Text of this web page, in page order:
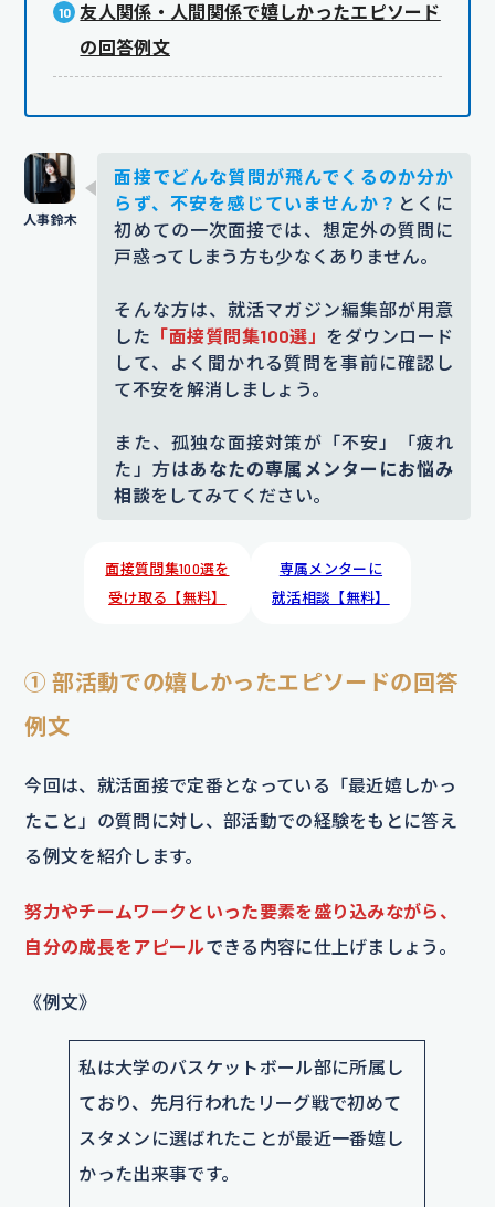
友人関係・人間関係で嬉しかったエピソード
の回答例文
面接でどんな質問が飛んでくるのか分か
らず、不安を感じていませんか？ とくに
初めての一次面接では、想定外の質問に
戸惑ってしまう方も少なくありません。
そんな方は、就活マガジン編集部が用意
した 「面接質問集100選」 をダウンロード
して、よく聞かれる質問を事前に確認し
て不安を解消しましょう。
また、孤独な面接対策が「不安」「疲れ
た」方はあなたの専属メンターにお悩み
相談をしてみてください。
面接質問集100選を
受け取る【無料】
専属メンターに
就活相談【無料】
① 部活動での嬉しかったエピソードの回答
例文
今回は、就活面接で定番となっている「最近嬉しかっ
たこと」の質問に対し、部活動での経験をもとに答え
る例文を紹介します。
努力やチームワークといった要素を盛り込みながら、
自分の成長をアピールできる内容に仕上げましょう。
《例文》
私は大学のバスケットボール部に所属し
ており、先月行われたリーグ戦で初めて
スタメンに選ばれたことが最近一番嬉し
かった出来事です。